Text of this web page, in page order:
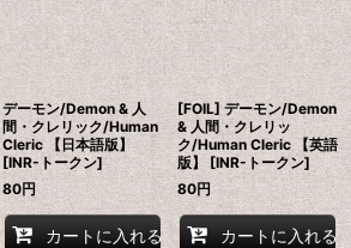
デーモン/Demon & 人
間・クレリック/Human
Cleric 【日本語版】
[INR-トークン]
80円
カートに入れる
[FOIL] デーモン/Demon
& 人間・クレリッ
ク/Human Cleric 【英語
版】 [INR-トークン]
80円
カートに入れる